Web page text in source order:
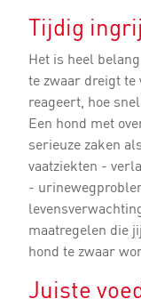
Tijdig
Het is heel
te zwaar dreigt
reageert, hoe
Een hond met
serieuze zaken
vaatziekten -
-
maatregelen die
hond te zwaar
Juiste